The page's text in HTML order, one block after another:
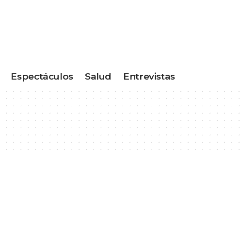
Espectáculos Salud Entrevistas